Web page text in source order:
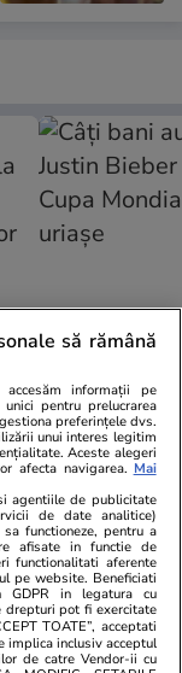
Fanatik.ro
Câți bani
Justin
Cupa
sunt uriașe
să rămână
accesăm informații pe
pentru prelucrarea
preferințele dvs.
unui interes legitim
Aceste alegeri
afecta navigarea. Mai
agentiile de publicitate
de date analitice)
functioneze, pentru a
afisate in functie de
functionalitati aferente
pe website. Beneficiati
in legatura cu
drepturi pot fi exercitate
TOATE”, acceptati
implica inclusiv acceptul
de catre Vendor-ii cu